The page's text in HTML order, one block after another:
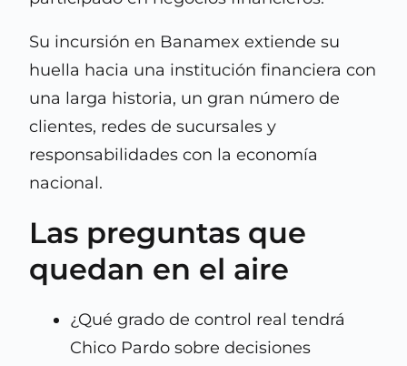
Su incursión en Banamex extiende su
huella hacia una institución financiera con
una larga historia, un gran número de
clientes, redes de sucursales y
responsabilidades con la economía
nacional.
Las preguntas que
quedan en el aire
¿Qué grado de control real tendrá
Chico Pardo sobre decisiones